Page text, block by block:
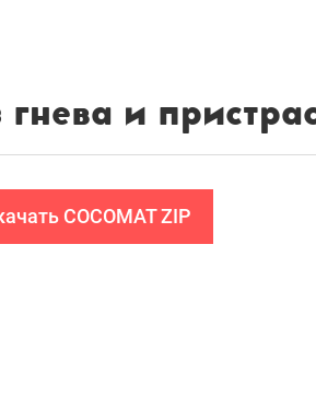
COCOMAT ZIP